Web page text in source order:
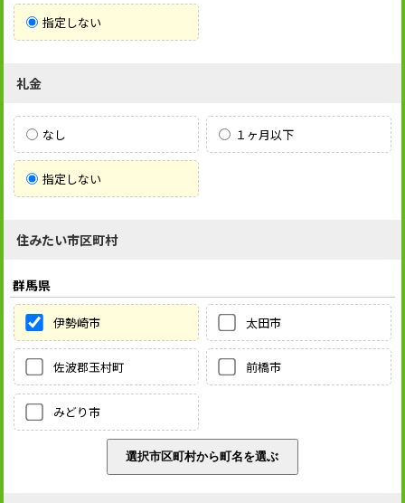
指定しない
礼金
なし １ヶ月以下
指定しない
住みたい市区町村
群馬県
伊勢崎市 太田市
佐波郡玉村町 前橋市
みどり市